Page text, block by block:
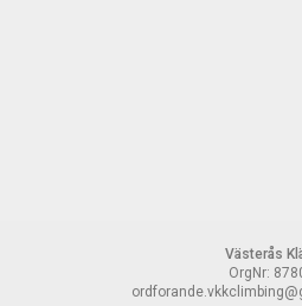
Västerås
OrgNr: